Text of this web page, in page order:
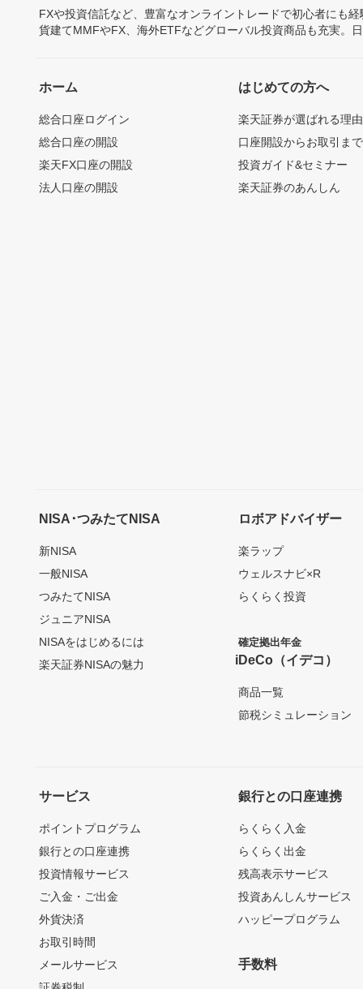
FXや投資信託など、豊富なオンライントレードで初心者にも
貨建てMMFやFX、海外ETFなどグローバル投資商品も充実。
ホーム
総合口座ログイン
総合口座の開設
楽天FX口座の開設
法人口座の開設
はじめての方へ
楽天証券が選ばれる理由
口座開設からお取引ま
投資ガイド&セミナー
楽天証券のあんしん
NISA･つみたてNISA
新NISA
一般NISA
つみたてNISA
ジュニアNISA
NISAをはじめるには
楽天証券NISAの魅力
ロボアドバイザー
楽ラップ
ウェルスナビ×R
らくらく投資
確定拠出年金
iDeCo（イデコ）
商品一覧
節税シミュレーション
サービス
ポイントプログラム
銀行との口座連携
投資情報サービス
ご入金・ご出金
外貨決済
お取引時間
メールサービス
銀行との口座連携
らくらく入金
らくらく出金
残高表示サービス
投資あんしんサービス
ハッピープログラム
手数料